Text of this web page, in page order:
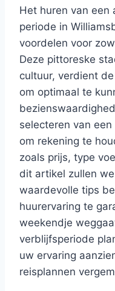
Het huren van een
periode in
voordelen voor
Deze pittoreske
cultuur, verdient
om optimaal te
selecteren van
om rekening te
zoals prijs, type
dit artikel zullen
waardevolle tips
huurervaring te
weekendje
verblijfsperiode
uw ervaring
reisplannen